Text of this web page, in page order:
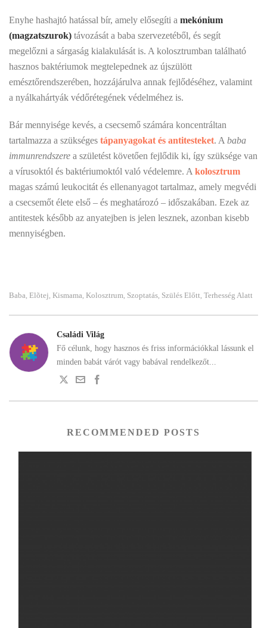
Enyhe hashajtó hatással bír, amely elősegíti a mekónium
(magzatszurok) távozását a baba szervezetéből, és segít
megelőzni a sárgaság kialakulását is. A kolosztrumban található
hasznos baktériumok megtelepednek az újszülött
emésztőrendszerében, hozzájárulva annak fejlődéséhez, valamint
a nyálkahártyák védőrétegének védelméhez is.
Bár mennyisége kevés, a csecsemő számára koncentráltan
tartalmazza a szükséges tápanyagokat és antitesteket. A baba
immunrendszere a születést követően fejlődik ki, így szüksége van
a vírusoktól és baktériumoktól való védelemre. A kolosztrum
magas számú leukocitát és ellenanyagot tartalmaz, amely megvédi
a csecsemőt élete első – és meghatározó – időszakában. Ezek az
antitestek később az anyatejben is jelen lesznek, azonban kisebb
mennyiségben.
Baba, Elõtej, Kismama, Kolosztrum, Szoptatás, Szülés Előtt, Terhesség Alatt
Családi Világ
Fő célunk, hogy hasznos és friss információkkal lássunk el
minden babát várót vagy babával rendelkezőt...
RECOMMENDED POSTS